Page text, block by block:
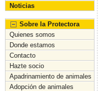
Noticias
Sobre la Protectora
Quienes somos
Donde estamos
Contacto
Hazte socio
Apadrinamiento de animales
Adopción de animales